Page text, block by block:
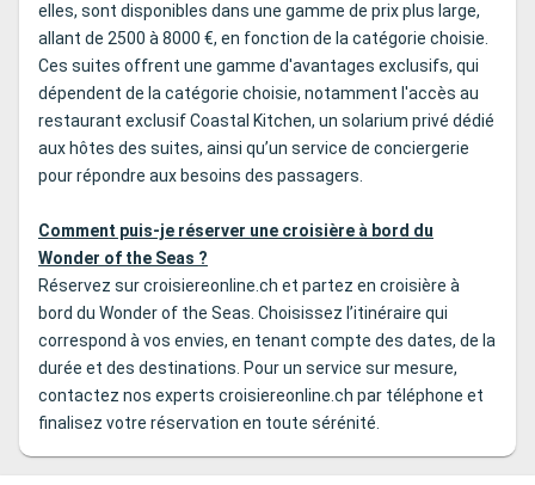
elles, sont disponibles dans une gamme de prix plus large,
allant de 2500 à 8000 €, en fonction de la catégorie choisie.
Ces suites offrent une gamme d'avantages exclusifs, qui
dépendent de la catégorie choisie, notamment l'accès au
restaurant exclusif Coastal Kitchen, un solarium privé dédié
aux hôtes des suites, ainsi qu’un service de conciergerie
pour répondre aux besoins des passagers.
Comment puis-je réserver une croisière à bord du
Wonder of the Seas ?
Réservez sur croisiereonline.ch et partez en croisière à
bord du Wonder of the Seas. Choisissez l’itinéraire qui
correspond à vos envies, en tenant compte des dates, de la
durée et des destinations. Pour un service sur mesure,
contactez nos experts croisiereonline.ch par téléphone et
finalisez votre réservation en toute sérénité.